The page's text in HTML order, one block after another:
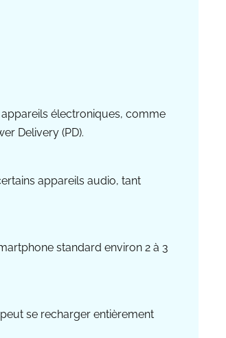
électroniques, comme
Delivery (PD).
appareils audio, tant
standard environ 2 à 3
se recharger entièrement